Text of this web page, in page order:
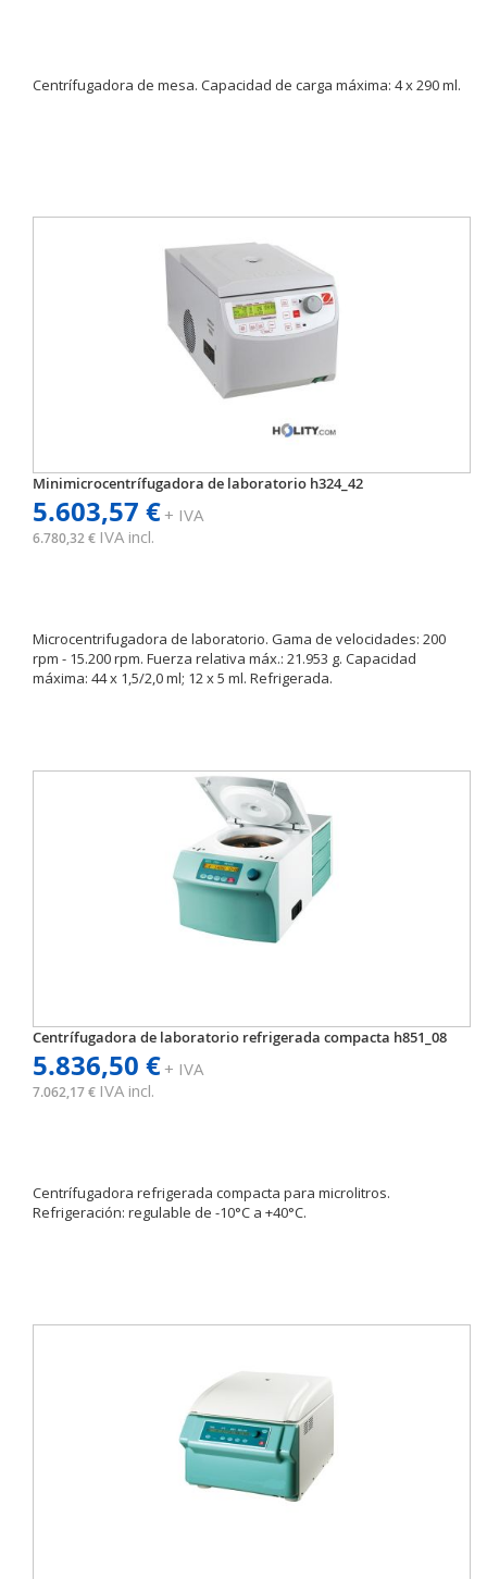
Centrífugadora de mesa. Capacidad de carga máxima: 4 x 290 ml.
Minimicrocentrífugadora de laboratorio h324_42
5.603,57 €+ IVA
6.780,32 € IVA incl.
Microcentrifugadora de laboratorio. Gama de velocidades: 200
rpm - 15.200 rpm. Fuerza relativa máx.: 21.953 g. Capacidad
máxima: 44 x 1,5/2,0 ml; 12 x 5 ml. Refrigerada.
Centrífugadora de laboratorio refrigerada compacta h851_08
5.836,50 €+ IVA
7.062,17 € IVA incl.
Centrífugadora refrigerada compacta para microlitros.
Refrigeración: regulable de -10°C a +40°C.